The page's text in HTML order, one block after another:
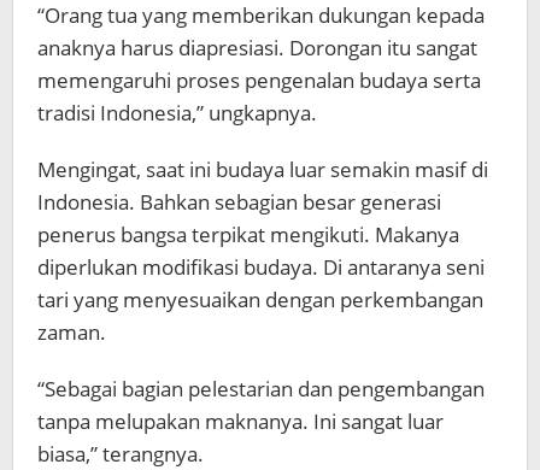
“Orang tua yang memberikan dukungan kepada
anaknya harus diapresiasi. Dorongan itu sangat
memengaruhi proses pengenalan budaya serta
tradisi Indonesia,” ungkapnya.
Mengingat, saat ini budaya luar semakin masif di
Indonesia. Bahkan sebagian besar generasi
penerus bangsa terpikat mengikuti. Makanya
diperlukan modifikasi budaya. Di antaranya seni
tari yang menyesuaikan dengan perkembangan
zaman.
“Sebagai bagian pelestarian dan pengembangan
tanpa melupakan maknanya. Ini sangat luar
biasa,” terangnya.